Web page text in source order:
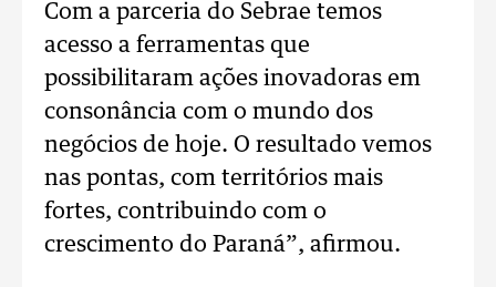
Com a parceria do Sebrae temos
acesso a ferramentas que
possibilitaram ações inovadoras em
consonância com o mundo dos
negócios de hoje. O resultado vemos
nas pontas, com territórios mais
fortes, contribuindo com o
crescimento do Paraná”, afirmou.